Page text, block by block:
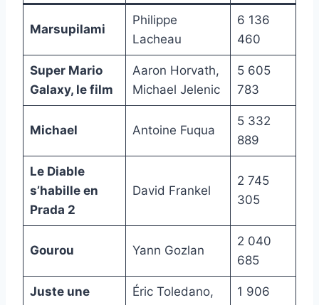
Marsupilami
Philippe
Lacheau
6 136
460
Super Mario
Galaxy, le film
Aaron Horvath,
Michael Jelenic
5 605
783
Michael Antoine Fuqua
5 332
889
Le Diable
s’habille en
Prada 2
David Frankel
2 745
305
Gourou Yann Gozlan
2 040
685
Juste une
Éric Toledano,
1 906